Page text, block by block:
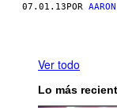
07.01.13 POR
Ver todo
Lo más